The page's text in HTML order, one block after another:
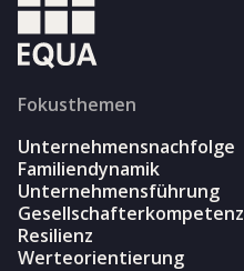
Fokusthemen
Unternehmensnachfolge
Familiendynamik
Unternehmensführung
Gesellschafterkompetenz
Resilienz
Werteorientierung